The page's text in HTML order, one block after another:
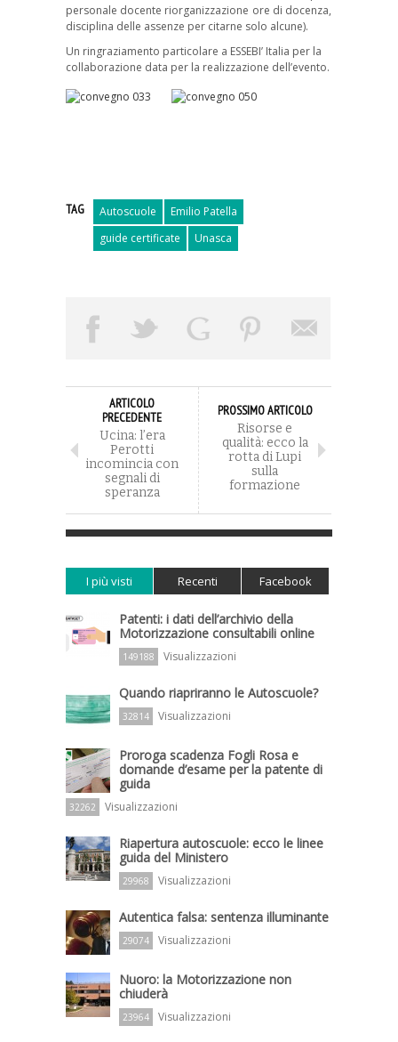
personale docente riorganizzazione ore di docenza,
disciplina delle assenze per citarne solo alcune).
Un ringraziamento particolare a ESSEBI’ Italia per la
collaborazione data per la realizzazione dell’evento.
TAG Autoscuole
Emilio Patella
guide certificate
Unasca
ARTICOLO
PRECEDENTE
Ucina: l’era
Perotti
incomincia con
segnali di
speranza
PROSSIMO ARTICOLO
Risorse e
qualità: ecco la
rotta di Lupi
sulla
formazione
I più visti Recenti Facebook
Patenti: i dati dell’archivio della
Motorizzazione consultabili online
149188 Visualizzazioni
Quando riapriranno le Autoscuole?
32814 Visualizzazioni
Proroga scadenza Fogli Rosa e
domande d’esame per la patente di
guida
32262 Visualizzazioni
Riapertura autoscuole: ecco le linee
guida del Ministero
29968 Visualizzazioni
Autentica falsa: sentenza illuminante
29074 Visualizzazioni
Nuoro: la Motorizzazione non
chiuderà
23964 Visualizzazioni